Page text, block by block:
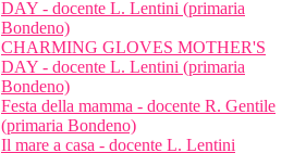
DAY - docente L. Lentini (primaria
Bondeno)
CHARMING GLOVES MOTHER'S
DAY - docente L. Lentini (primaria
Bondeno)
Festa della mamma - docente R. Gentile
(primaria Bondeno)
Il mare a casa - docente L. Lentini